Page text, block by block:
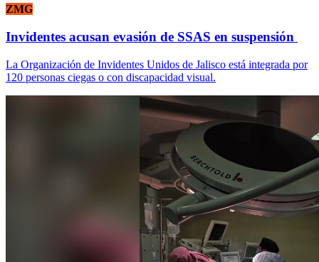
ZMG
Invidentes acusan evasión de SSAS en suspensión
La Organización de Invidentes Unidos de Jalisco está integrada por
120 personas ciegas o con discapacidad visual.